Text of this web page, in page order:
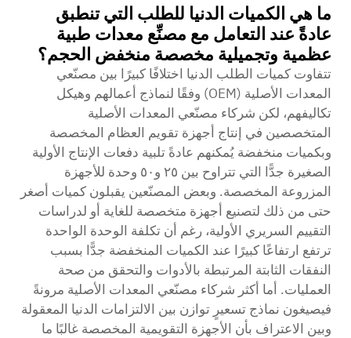
ما هي الكميات الدنيا للطلب التي تنطبق
عادةً عند التعامل مع مصنِّع معدات طبية
عظمية وتجميلية مخصصة منخفض الحجم؟
تتفاوت كميات الطلب الدنيا اختلافًا كبيرًا بين مصنّعي
المعدات الأصلية (OEM) وفقًا لنماذج أعمالهم وهيكل
تكاليفهم، لكن شركاء مصنّعي المعدات الأصلية
المتخصصين في إنتاج أجهزة تقويم العظام المخصصة
وبكميات منخفضة يُمكنهم عادةً تلبية دفعات الإنتاج الأولية
الصغيرة جدًّا التي تتراوح بين ٢٥ و٥٠ وحدة للأجهزة
المزروعة المخصصة. وبعض المصنّعين يقبلون كميات أصغر
حتى من ذلك لتصنيع أجهزة متخصصة للغاية أو لدراسات
التقييم السريري الأولية، رغم أن تكلفة الوحدة الواحدة
ترتفع ارتفاعًا كبيرًا عند الكميات المنخفضة جدًّا بسبب
النفقات الثابتة المرتبطة بالأدوات والتحقق من صحة
العمليات. أما أكثر شركاء مصنّعي المعدات الأصلية مرونةً
فيصيغون نماذج تسعيرٍ توازن بين الالتزامات الدنيا المعقولة
وبين الاعتراف بأن الأجهزة التقويمية المخصصة غالبًا ما